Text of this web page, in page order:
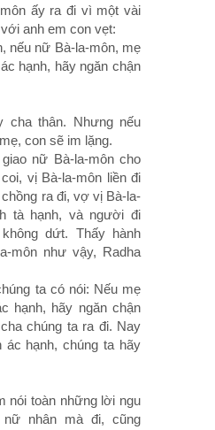
ấy ra đi vì một vài
anh em con vẹt:
nếu nữ Bà-la-môn, mẹ
hạnh, hãy ngăn chận
cha thân. Nhưng nếu
con sẽ im lặng.
nữ Bà-la-môn cho
vị Bà-la-môn liền đi
ra đi, vợ vị Bà-la-
tà hạnh, và người đi
dứt. Thấy hành
môn như vậy, Radha
ta có nói: Nếu mẹ
hạnh, hãy ngăn chận
chúng ta ra đi. Nay
ác hạnh, chúng ta hãy
nói toàn những lời ngu
nhân mà đi, cũng